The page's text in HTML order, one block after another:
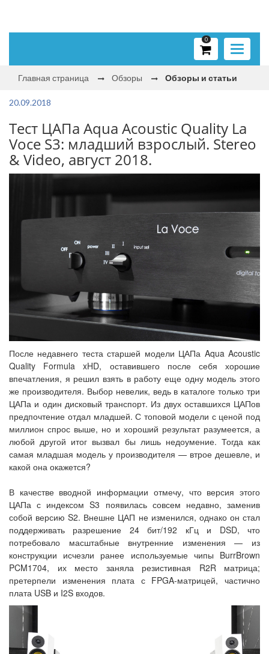
Toggle
0
Главная страница Обзоры Обзоры и статьи
20.09.2018
Тест ЦАПа Aqua Acoustic Quality La
Voce S3: младший взрослый. Stereo
& Video, август 2018.
После недавнего теста старшей модели ЦАПа Aqua Acoustic
Quality Formula xHD, оставившего после себя хорошие
впечатления, я решил взять в работу еще одну модель этого
же производителя. Выбор невелик, ведь в каталоге только три
ЦАПа и один дисковый транспорт. Из двух оставшихся ЦАПов
предпочтение отдал младшей. С топовой модели с ценой под
миллион спрос выше, но и хороший результат разумеется, а
любой другой итог вызвал бы лишь недоумение. Тогда как
самая младшая модель у производителя — втрое дешевле, и
какой она окажется?
В качестве вводной информации отмечу, что версия этого
ЦАПа с индексом S3 появилась совсем недавно, заменив
собой версию S2. Внешне ЦАП не изменился, однако он стал
поддерживать разрешение 24 бит/192 кГц и DSD, что
потребовало масштабные внутренние изменения — из
конструкции исчезли ранее используемые чипы BurrBrown
PCM1704, их место заняла резистивная R2R матрица;
претерпели изменения плата с FPGA-матрицей, частично
плата USB и I2S входов.